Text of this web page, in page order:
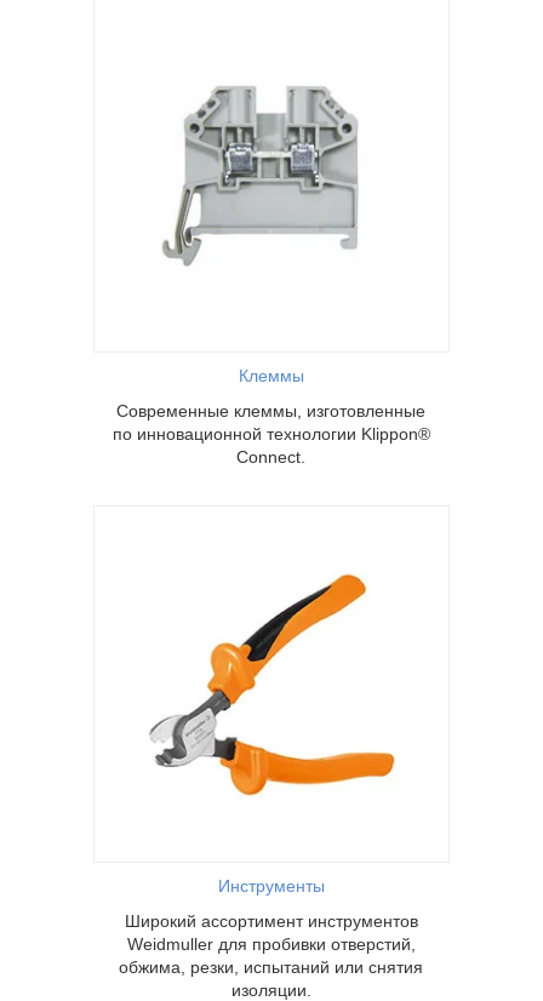
Клеммы
Современные клеммы, изготовленные
по инновационной технологии Klippon®
Connect.
Инструменты
Широкий ассортимент инструментов
Weidmuller для пробивки отверстий,
обжима, резки, испытаний или снятия
изоляции.